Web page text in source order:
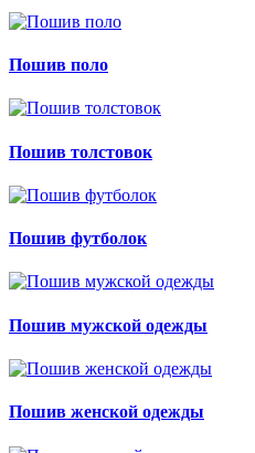
Пошив поло
Пошив толстовок
Пошив футболок
Пошив мужской одежды
Пошив женской одежды